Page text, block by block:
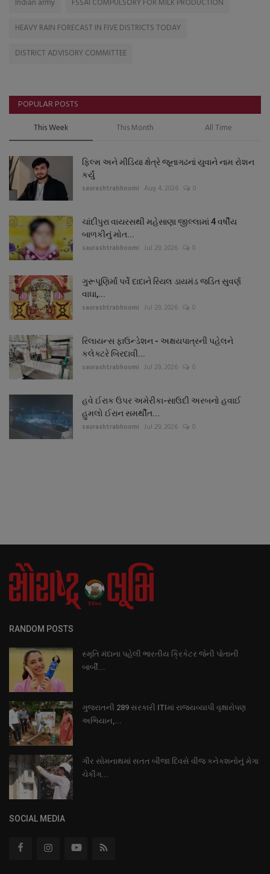
Indian army
FSSAI COMPULSORY FOR MILK PRODUCTION
HEAVY RAIN FORECAST IN FIVE DISTRICTS TODAY
DISTRICT ADVISORY COMMITTEE
POPULAR POSTS
This Week This Month All Time
ફિલ્મ અને મીડિયા ક્ષેત્રે જૂનાગઢનાં યુવાને નામ રોશન
કર્યું
saurashtrabhoomi Aug 4, 2026 0
ચાંદીપુરા વાયરસથી મહેસાણા જીલ્લામાં 4 વર્ષીય
બાળકીનું મોત...
saurashtrabhoomi Jul 29, 2026 0
ગુરૂપૂણિર્માં પર્વે દાદાને રિયલ ડાયમંડ જડિત સુવર્ણ
વાઘા,...
saurashtrabhoomi Jul 29, 2026 0
રિલાયન્સ ફાઉન્ડેશન - અક્ષયપાત્રની પહેલને
કલેક્ટરે બિરદાવી...
saurashtrabhoomi Jul 29, 2026 0
હવે ઈરાક ઉપર અમેરીકા-સાઉદી અરબનો હવાઈ
હુમલો ઈરાન સમર્થીત...
saurashtrabhoomi Jul 29, 2026 0
RANDOM POSTS
સ્મૃતિ મંદાના પહેલી ભારતીય ક્રિકેટર જેની પોતાની
બાર્બી...
ગુજરાતની 289 સરકારી ITIમાં રાજ્યવ્યાપી વૃક્ષારોપણ
અભિયાન,...
ગીર સોમનાથમાં સતત બીજા દિવસે વીજ કનેકશનોનું મેગા
ચેકીંગ...
SOCIAL MEDIA